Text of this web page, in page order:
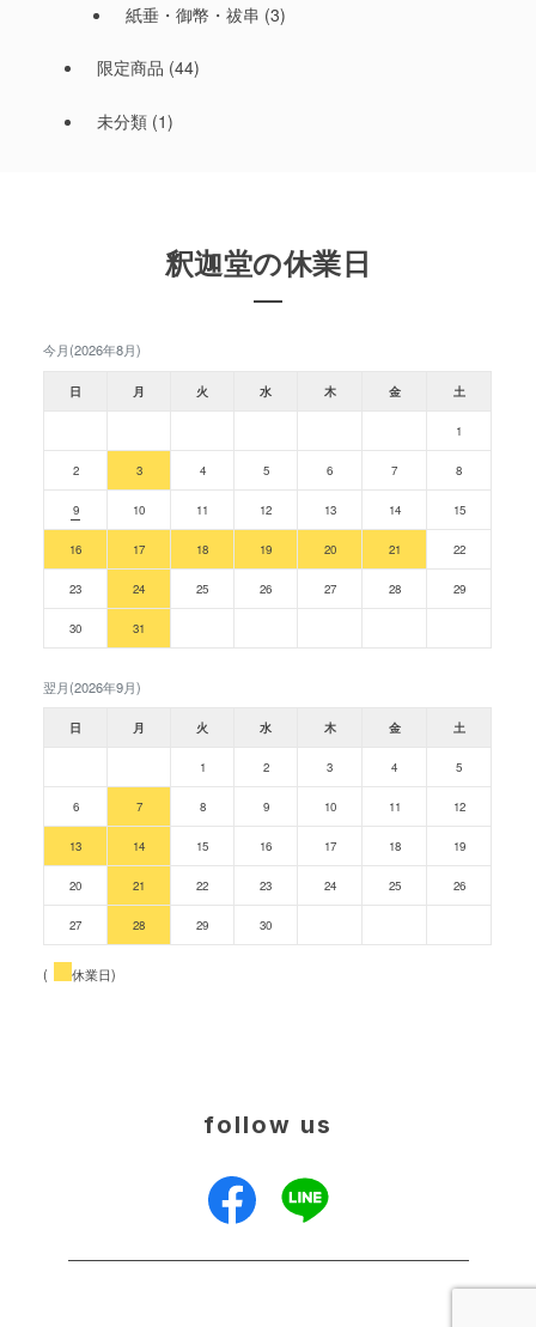
紙垂・御幣・祓串 (3)
限定商品 (44)
未分類 (1)
釈迦堂の休業日
今月(2026年8月)
日 月 火 水 木 金 土
1
2 3 4 5 6 7 8
9 10 11 12 13 14 15
16 17 18 19 20 21 22
23 24 25 26 27 28 29
30 31
翌月(2026年9月)
日 月 火 水 木 金 土
1 2 3 4 5
6 7 8 9 10 11 12
13 14 15 16 17 18 19
20 21 22 23 24 25 26
27 28 29 30
( 休業日)
follow us